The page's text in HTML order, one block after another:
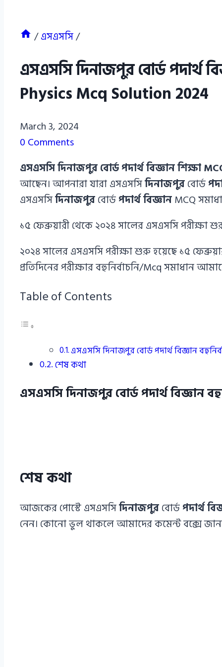
/এসএসসি/
এসএসসি দিনাজপুর বোর্ড পদার্থ
Physics Mcq Solution 2024
Azizul
Haque
Haque
March 3, 2024
0 Comments
এসএসসি দিনাজপুর বোর্ড পদার্থ বিজ্ঞান শিক্ষা
আছেন। আপনারা যারা এসএসসিদিনাজপুরবোর্ড
এসএসসিদিনাজপুরবোর্ডপদার্থ বিজ্ঞানMCQ
১৫ ফেব্রুয়ারী থেকে ২০২৪ সালের এসএসসি পরীক্ষা
২০২৪ সালের এসএসসি পরীক্ষা শুরু হয়েছে ১৫
প্রতিদিনের পরীক্ষার বহুনির্বাচনি/Mcq সমাধান
Table of Contents
এসএসসি দিনাজপুর বোর্ড পদার্থ বিজ্ঞান
শেষ কথা
এসএসসি দিনাজপুর বোর্ড পদার্থ বিজ্ঞান
শেষ কথা
আজকের পোস্টে এসএসসিদিনাজপুরবোর্ডপদার্থ
নেন। কোনো ভুল থাকলে আমাদের কমেন্ট বক্সে